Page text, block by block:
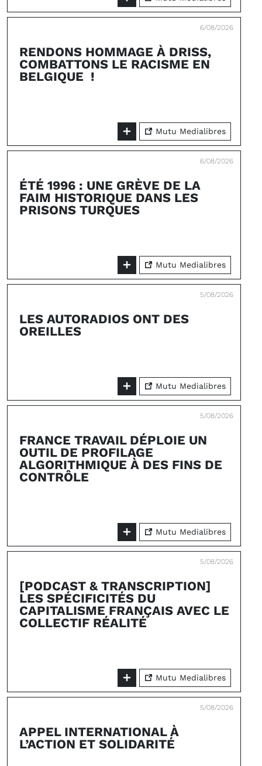
6/08/2026
RENDONS HOMMAGE À DRISS,
COMBATTONS LE RACISME EN
BELGIQUE !
Mutu Medialibres
6/08/2026
ÉTÉ 1996 : UNE GRÈVE DE LA
FAIM HISTORIQUE DANS LES
PRISONS TURQUES
Mutu Medialibres
5/08/2026
LES AUTORADIOS ONT DES
OREILLES
Mutu Medialibres
5/08/2026
FRANCE TRAVAIL DÉPLOIE UN
OUTIL DE PROFILAGE
ALGORITHMIQUE À DES FINS DE
CONTRÔLE
Mutu Medialibres
5/08/2026
[PODCAST & TRANSCRIPTION]
LES SPÉCIFICITÉS DU
CAPITALISME FRANÇAIS AVEC LE
COLLECTIF RÉALITÉ
Mutu Medialibres
5/08/2026
APPEL INTERNATIONAL À
L’ACTION ET SOLIDARITÉ